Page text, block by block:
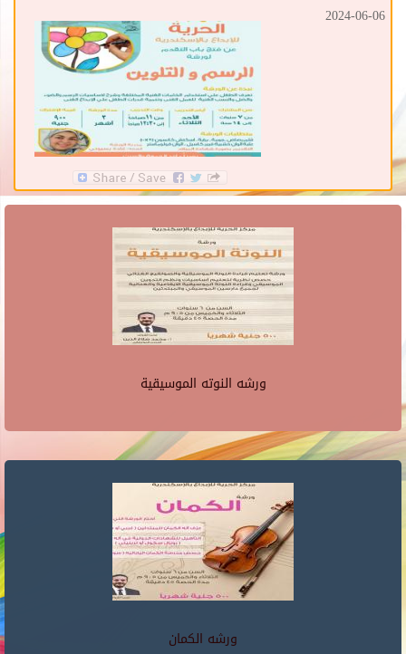
2024-06-06
ورشه النوته الموسيقية
ورشه الكمان